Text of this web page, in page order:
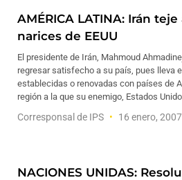
AMÉRICA LATINA: Irán
narices de EEUU
El presidente de Irán, Mahmoud
regresar satisfecho a su país, pues lleva
establecidas o renovadas con países de
región a la que su enemigo, Estados
Corresponsal de IPS 16 enero, 2007
NACIONES UNIDAS: